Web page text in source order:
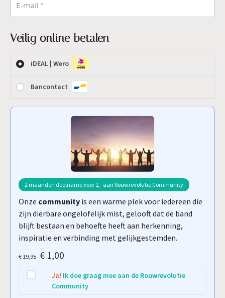
E-mail *
Veilig online betalen
iDEAL | Wero
Bancontact
2 maanden deelname voor 1,- aan Rouwrevolutie Community
Onze community is een warme plek voor iedereen die
zijn dierbare ongelofelijk mist, gelooft dat de band
blijft bestaan en behoefte heeft aan herkenning,
inspiratie en verbinding met gelijkgestemden.
€19,95 € 1,00
Ja! Ik doe graag mee aan de Rouwrevolutie
Community